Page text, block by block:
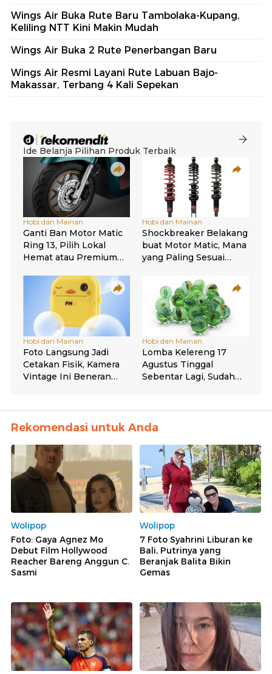
Wings Air Buka Rute Baru Tambolaka-Kupang,
Keliling NTT Kini Makin Mudah
Wings Air Buka 2 Rute Penerbangan Baru
Wings Air Resmi Layani Rute Labuan Bajo-
Makassar, Terbang 4 Kali Sepekan
Rekomendasi untuk Anda
Wolipop
Foto: Gaya Agnez Mo
Debut Film Hollywood
Reacher Bareng Anggun C.
Sasmi
Wolipop
7 Foto Syahrini Liburan ke
Bali, Putrinya yang
Beranjak Balita Bikin
Gemas